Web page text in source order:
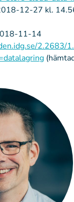
12-27 kl.
11-14
2.2683/